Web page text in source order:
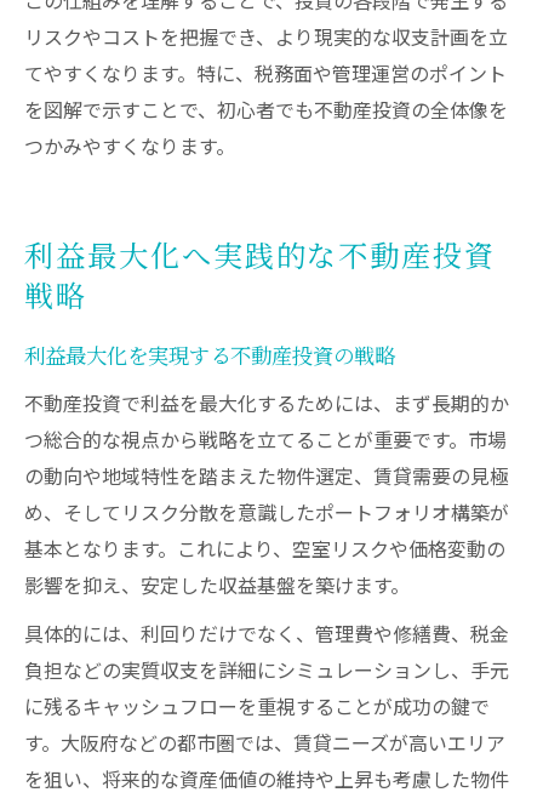
リスクやコストを把握でき、より現実的な収支計画を立
てやすくなります。特に、税務面や管理運営のポイント
を図解で示すことで、初心者でも不動産投資の全体像を
つかみやすくなります。
利益最大化へ実践的な不動産投資
戦略
利益最大化を実現する不動産投資の戦略
不動産投資で利益を最大化するためには、まず長期的か
つ総合的な視点から戦略を立てることが重要です。市場
の動向や地域特性を踏まえた物件選定、賃貸需要の見極
め、そしてリスク分散を意識したポートフォリオ構築が
基本となります。これにより、空室リスクや価格変動の
影響を抑え、安定した収益基盤を築けます。
具体的には、利回りだけでなく、管理費や修繕費、税金
負担などの実質収支を詳細にシミュレーションし、手元
に残るキャッシュフローを重視することが成功の鍵で
す。大阪府などの都市圏では、賃貸ニーズが高いエリア
を狙い、将来的な資産価値の維持や上昇も考慮した物件